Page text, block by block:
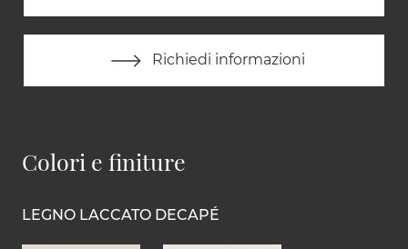
Richiedi informazioni
Colori e finiture
LEGNO LACCATO DECAPÉ